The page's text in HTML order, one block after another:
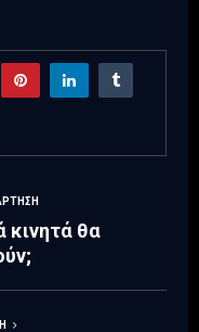
κινητά θα